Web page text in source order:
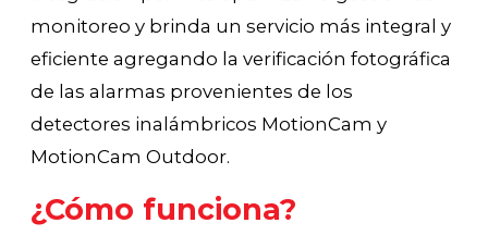
monitoreo y brinda un servicio más integral y
eficiente agregando la verificación fotográfica
de las alarmas provenientes de los
detectores inalámbricos MotionCam y
MotionCam Outdoor.
¿Cómo funciona?